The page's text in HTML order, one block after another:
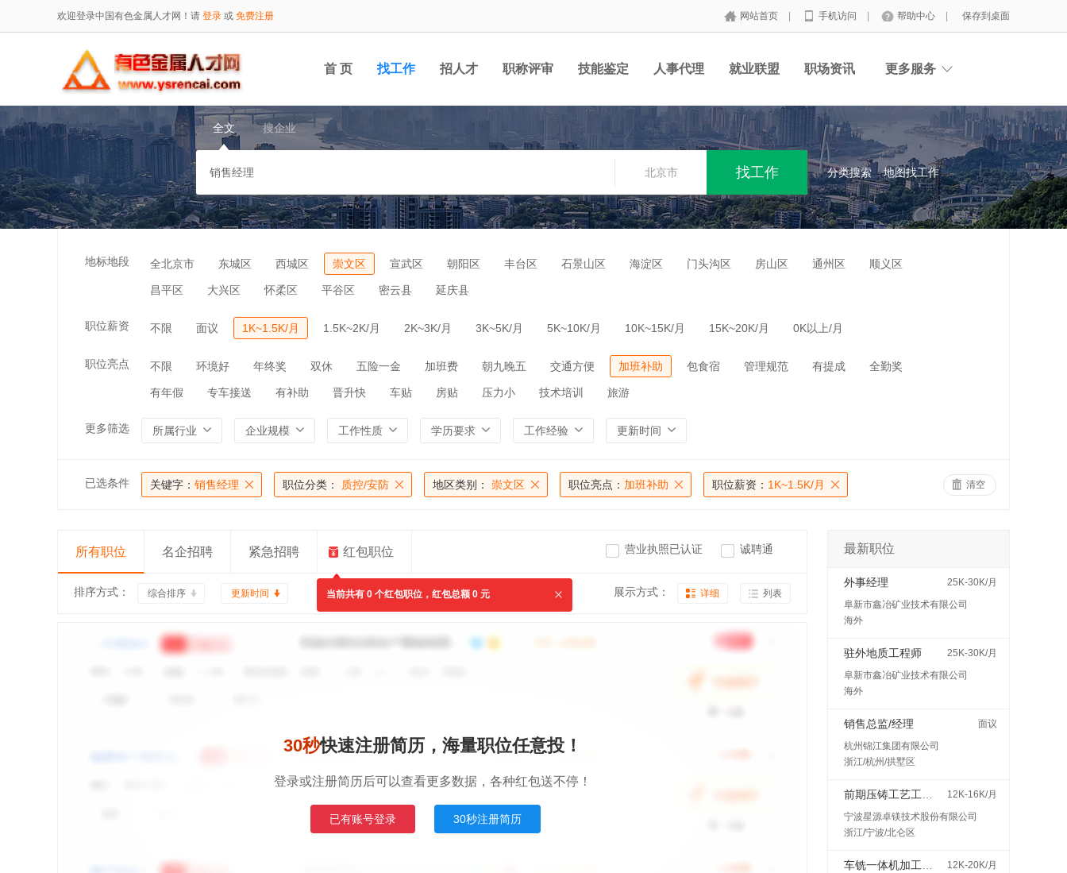
欢迎登录中国有色金属人才网！请 登录 或 免费注册 网站首页 手机访问 帮助中心 保存到桌面
首 页 找工作 招人才 职称评审 技能鉴定 人事代理 就业联盟 职场资讯 更多服务
全文 搜企业
北京市 分类搜索 地图找工作
地标地段 全北京市 东城区 西城区 崇文区 宣武区 朝阳区 丰台区 石景山区 海淀区 门头沟区 房山区 通州区 顺义区
昌平区 大兴区 怀柔区 平谷区 密云县 延庆县
职位薪资 不限 面议 1K~1.5K/月 1.5K~2K/月 2K~3K/月 3K~5K/月 5K~10K/月 10K~15K/月 15K~20K/月 0K以上/月
职位亮点 不限 环境好 年终奖 双休 五险一金 加班费 朝九晚五 交通方便 加班补助 包食宿 管理规范 有提成 全勤奖
有年假 专车接送 有补助 晋升快 车贴 房贴 压力小 技术培训 旅游
更多筛选 所属行业 企业规模 工作性质 学历要求 工作经验 更新时间
已选条件 关键字： 销售经理 职位分类： 质控/安防 地区类别： 崇文区 职位亮点： 加班补助 职位薪资： 1K~1.5K/月 清空
所有职位 名企招聘 紧急招聘 红包职位
当前共有 0 个红包职位，红包总额 0 元
营业执照已认证 诚聘通
排序方式： 综合排序 更新时间 展示方式： 详细 列表
30秒快速注册简历，海量职位任意投！
登录或注册简历后可以查看更多数据，各种红包送不停！
已有账号登录 30秒注册简历
最新职位
外事经理
25K-30K/月
阜新市鑫冶矿业技术有限公司
海外
驻外地质工程师
25K-30K/月
阜新市鑫冶矿业技术有限公司
海外
销售总监/经理
面议
杭州锦江集团有限公司
浙江/杭州/拱墅区
12K-16K/月
宁波星源卓镁技术股份有限公司
浙江/宁波/北仑区
12K-20K/月